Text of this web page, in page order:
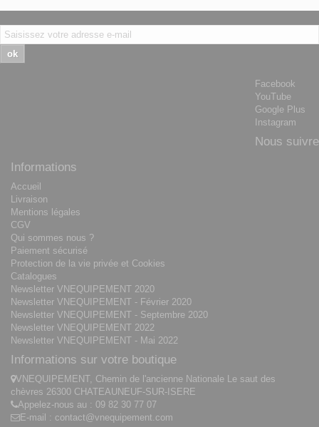
ok
Facebook
YouTube
Google Plus
Instagram
Nous suivre
Informations
Accueil
Livraison
Mentions légales
CGV
Qui sommes nous ?
Paiement sécurisé
Protection de la vie privée et Cookies
Catalogues
Newsletter VNEQUIPEMENT 2020
Newsletter VNEQUIPEMENT - Février 2020
Newsletter VNEQUIPEMENT - Septembre 2020
Newsletter VNEQUIPEMENT 2022
Newsletter VNEQUIPEMENT - Mai 2022
Informations sur votre boutique
VNEQUIPEMENT, Chemin de l'ancienne Nationale Le saut des
chèvres 26300 CHATEAUNEUF-SUR-ISERE
Appelez-nous au : 09 82 30 77 07
E-mail : contact@vnequipement.com